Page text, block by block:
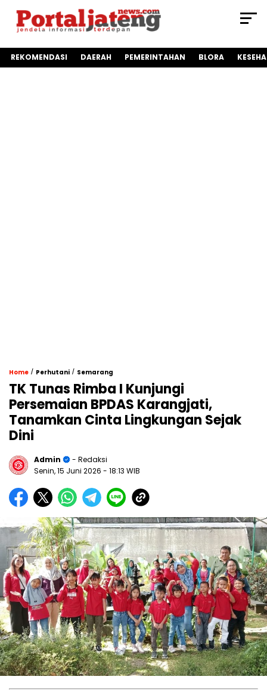
REKOMENDASI DAERAH PEMERINTAHAN BLORA
Home / Perhutani / Semarang
TK Tunas Rimba I Kunjungi
Persemaian BPDAS Karangjati,
Tanamkan Cinta Lingkungan Sejak
Dini
Admin
- Redaksi
Senin, 15 Juni 2026 - 18:13 WIB